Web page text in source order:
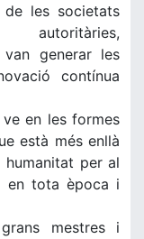
les societats
autoritàries,
generar les
contínua
en les formes
està més enllà
humanitat per al
en tota època i
mestres i